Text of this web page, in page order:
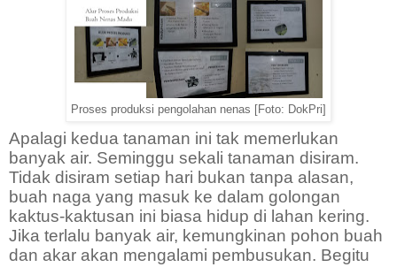
Proses produksi pengolahan nenas [Foto: DokPri]
Apalagi kedua tanaman ini tak memerlukan
banyak air. Seminggu sekali tanaman disiram.
Tidak disiram setiap hari bukan tanpa alasan,
buah naga yang masuk ke dalam golongan
kaktus-kaktusan ini biasa hidup di lahan kering.
Jika terlalu banyak air, kemungkinan pohon buah
dan akar akan mengalami pembusukan. Begitu